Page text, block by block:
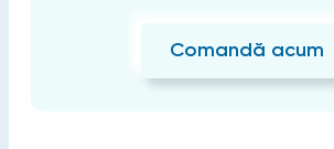
Comandă acum